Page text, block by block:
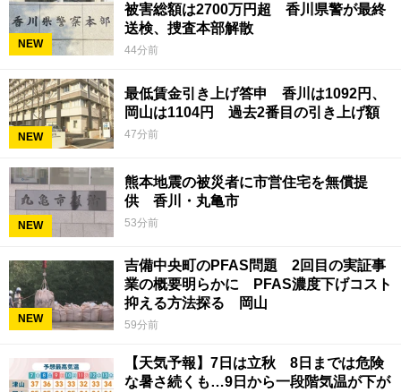
NEW
被害総額は2700万円超 香川県警が最終
送検、捜査本部解散
44分前
NEW
最低賃金引き上げ答申 香川は1092円、
岡山は1104円 過去2番目の引き上げ額
47分前
NEW
熊本地震の被災者に市営住宅を無償提
供 香川・丸亀市
53分前
NEW
吉備中央町のPFAS問題 2回目の実証事
業の概要明らかに PFAS濃度下げコスト
抑える方法探る 岡山
59分前
【天気予報】7日は立秋 8日までは危険
な暑さ続くも…9日から一段階気温が下が